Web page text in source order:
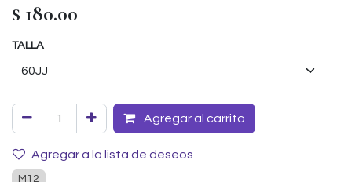
$ 180.00
TALLA
Agregar al carrito
Agregar a la lista de deseos
M12